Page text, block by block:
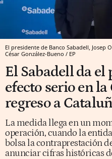
El presidente de Banco Sabadell, Josep
César González-Bueno / EP
El Sabadell da
efecto serio en
regreso a
La medida llega en un
operación, cuando la
bolsa la contraprestación
anunciar cifras históricas